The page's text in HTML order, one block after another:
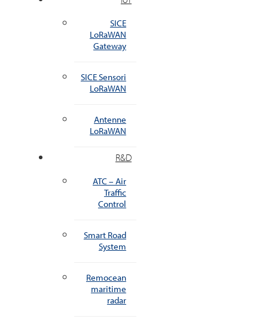
SICE
LoRaWAN
Gateway
SICE Sensori
LoRaWAN
Antenne
LoRaWAN
R&D
ATC – Air
Traffic
Control
Smart Road
System
Remocean
maritime
radar